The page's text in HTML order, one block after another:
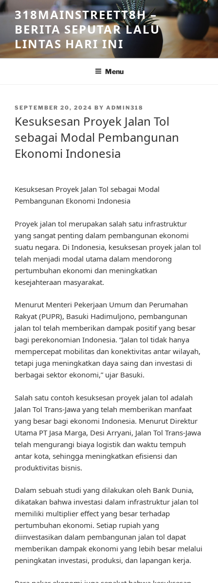
Skip
to
content
318MAINSTREETT8H –
BERITA SEPUTAR LALU
LINTAS HARI INI
Menu
POSTED
SEPTEMBER 20, 2024 BY ADMIN318
Kesuksesan Proyek Jalan Tol
sebagai Modal Pembangunan
Ekonomi Indonesia
Kesuksesan Proyek Jalan Tol sebagai Modal
Pembangunan Ekonomi Indonesia
Proyek jalan tol merupakan salah satu infrastruktur
yang sangat penting dalam pembangunan ekonomi
suatu negara. Di Indonesia, kesuksesan proyek jalan tol
telah menjadi modal utama dalam mendorong
pertumbuhan ekonomi dan meningkatkan
kesejahteraan masyarakat.
Menurut Menteri Pekerjaan Umum dan Perumahan
Rakyat (PUPR), Basuki Hadimuljono, pembangunan
jalan tol telah memberikan dampak positif yang besar
bagi perekonomian Indonesia. “Jalan tol tidak hanya
mempercepat mobilitas dan konektivitas antar wilayah,
tetapi juga meningkatkan daya saing dan investasi di
berbagai sektor ekonomi,” ujar Basuki.
Salah satu contoh kesuksesan proyek jalan tol adalah
Jalan Tol Trans-Jawa yang telah memberikan manfaat
yang besar bagi ekonomi Indonesia. Menurut Direktur
Utama PT Jasa Marga, Desi Arryani, Jalan Tol Trans-Jawa
telah mengurangi biaya logistik dan waktu tempuh
antar kota, sehingga meningkatkan efisiensi dan
produktivitas bisnis.
Dalam sebuah studi yang dilakukan oleh Bank Dunia,
dikatakan bahwa investasi dalam infrastruktur jalan tol
memiliki multiplier effect yang besar terhadap
pertumbuhan ekonomi. Setiap rupiah yang
diinvestasikan dalam pembangunan jalan tol dapat
memberikan dampak ekonomi yang lebih besar melalui
peningkatan investasi, produksi, dan lapangan kerja.